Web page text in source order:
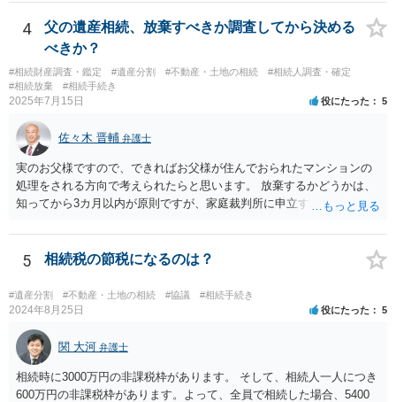
4
父の遺産相続、放棄すべきか調査してから決める
べきか？
#相続財産調査・鑑定 #遺産分割 #不動産・土地の相続
#相続人調査・確定
#相続放棄
#相続手続き
2025年7月15日 役にたった 5
佐々木 晋輔 弁護士
実のお父様ですので、できればお父様が住んでおられたマンションの
処理をされる方向で考えられたらと思います。 放棄するかどうかは、
知ってから3カ月以内が原則ですが、家庭裁判所に申立すれば3カ月の
放棄するかどうか決めることができます。 銀行やサラ金が数年も放置
することはありませんので、数年後に借金が発見される可能性はほぼ
ありません。 なお、私が扱った相続放棄を検討していた案件で、期間
伸長して調査したところ、サラ金に対する過払金など相当な財産が見
つかったため相続したという事例がありました。
5 相続税の節税になるのは？
#遺産分割 #不動産・土地の相続 #協議 #相続手続き
2024年8月25日 役にたった 5
関 大河 弁護士
相続時に3000万円の非課税枠があります。 そして、相続人一人につき
600万円の非課税枠があります。よって、全員で相続した場合、5400